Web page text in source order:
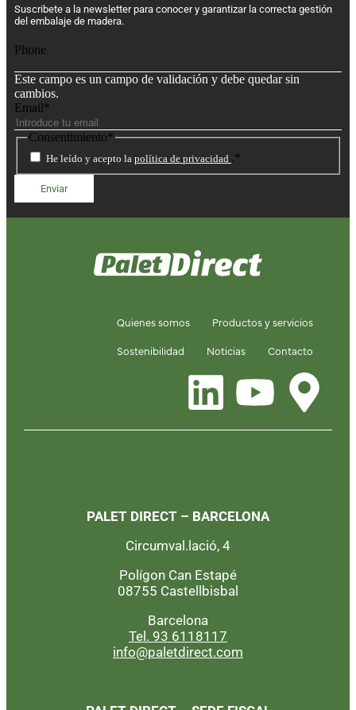
Suscribete a la newsletter para conocer y garantizar la correcta gestión
del embalaje de madera.
Phone
Este campo es un campo de validación y debe quedar sin
cambios.
Email*
Consentimiento*
He leído y acepto la política de privacidad .*
Quienes somos
Productos y servicios
Sostenibilidad
Noticias Contacto
PALET DIRECT – BARCELONA
Circumval.lació, 4
Polígon Can Estapé
08755 Castellbisbal
Barcelona
Tel. 93 6118117
info@paletdirect.com